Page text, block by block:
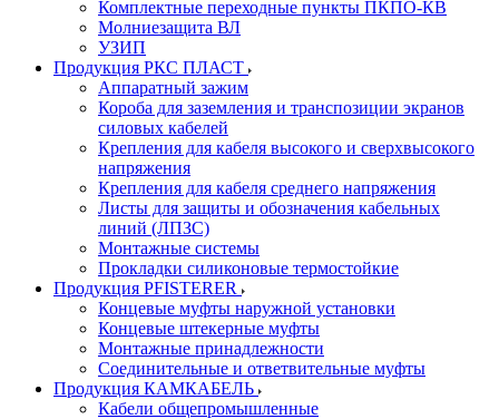
Комплектные переходные пункты ПКПО-КВ
Молниезащита ВЛ
УЗИП
Продукция РКС ПЛАСТ
Аппаратный зажим
Короба для заземления и транспозиции экранов
силовых кабелей
Крепления для кабеля высокого и сверхвысокого
напряжения
Крепления для кабеля среднего напряжения
Листы для защиты и обозначения кабельных
линий (ЛПЗС)
Монтажные системы
Прокладки силиконовые термостойкие
Продукция PFISTERER
Концевые муфты наружной установки
Концевые штекерные муфты
Монтажные принадлежности
Соединительные и ответвительные муфты
Продукция КАМКАБЕЛЬ
Кабели общепромышленные